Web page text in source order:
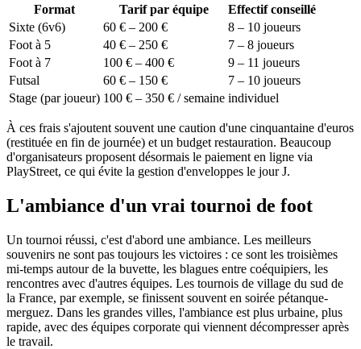
Format Tarif par équipe
Effectif conseillé
Sixte (6v6)
60 € – 200 €
8 – 10 joueurs
Foot à 5
40 € – 250 €
7 – 8 joueurs
Foot à 7
100 € – 400 €
9 – 11 joueurs
Futsal
60 € – 150 €
7 – 10 joueurs
Stage (par joueur) 100 € – 350 € / semaine individuel
À ces frais s'ajoutent souvent une caution d'une cinquantaine d'euros
(restituée en fin de journée) et un budget restauration. Beaucoup
d'organisateurs proposent désormais le paiement en ligne via
PlayStreet, ce qui évite la gestion d'enveloppes le jour J.
L'ambiance d'un vrai tournoi de foot
Un tournoi réussi, c'est d'abord une ambiance. Les meilleurs
souvenirs ne sont pas toujours les victoires : ce sont les troisièmes
mi-temps autour de la buvette, les blagues entre coéquipiers, les
rencontres avec d'autres équipes. Les tournois de village du sud de
la France, par exemple, se finissent souvent en soirée pétanque-
merguez. Dans les grandes villes, l'ambiance est plus urbaine, plus
rapide, avec des équipes corporate qui viennent décompresser après
le travail.